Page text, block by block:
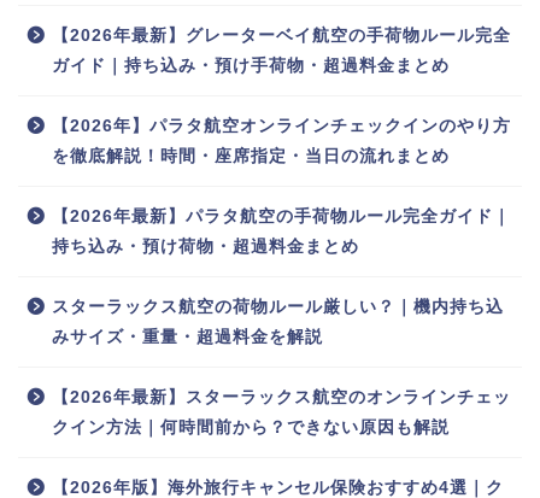
【2026年最新】グレーターベイ航空の手荷物ルール完全
ガイド｜持ち込み・預け手荷物・超過料金まとめ
【2026年】パラタ航空オンラインチェックインのやり方
を徹底解説！時間・座席指定・当日の流れまとめ
【2026年最新】パラタ航空の手荷物ルール完全ガイド｜
持ち込み・預け荷物・超過料金まとめ
スターラックス航空の荷物ルール厳しい？｜機内持ち込
みサイズ・重量・超過料金を解説
【2026年最新】スターラックス航空のオンラインチェッ
クイン方法｜何時間前から？できない原因も解説
【2026年版】海外旅行キャンセル保険おすすめ4選｜ク